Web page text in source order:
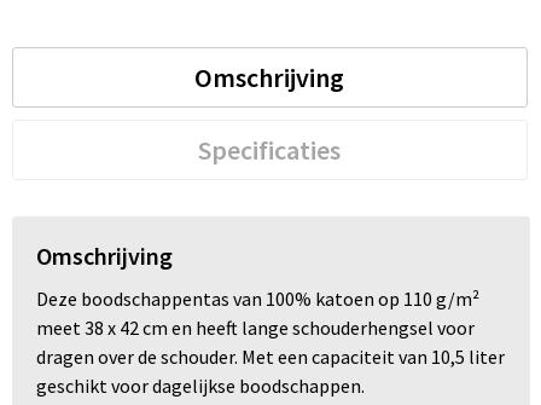
Omschrijving
Specificaties
Omschrijving
Deze boodschappentas van 100% katoen op 110 g/m²
meet 38 x 42 cm en heeft lange schouderhengsel voor
dragen over de schouder. Met een capaciteit van 10,5 liter
geschikt voor dagelijkse boodschappen.